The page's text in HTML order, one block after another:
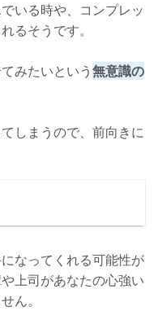
いる時や、コンプレッ
るそうです。
みたいという無意識の
しまうので、前向きに
なってくれる可能性が
上司があなたの心強い
ん。